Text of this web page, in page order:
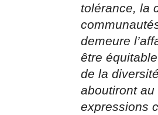
tolérance, la
demeure
être
de la
aboutiront au
expressions